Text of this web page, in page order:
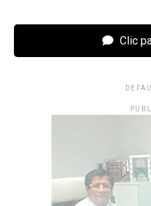
Clic